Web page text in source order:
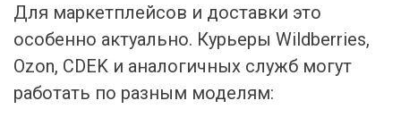
Для маркетплейсов и доставки это
особенно актуально. Курьеры Wildberries,
Ozon, CDEK и аналогичных служб могут
работать по разным моделям: